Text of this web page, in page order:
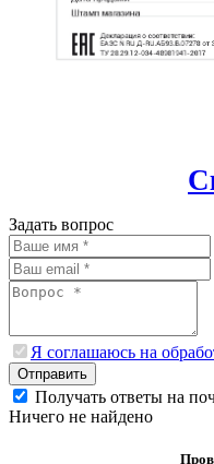
Задать вопрос
Я соглашаюсь на
Отправить
Получать ответы на
Ничего не найдено